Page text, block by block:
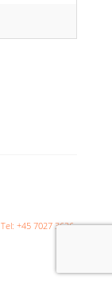
Tel: +45 7027 3626